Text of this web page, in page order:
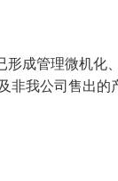
形成管理微机化
非我公司售出的